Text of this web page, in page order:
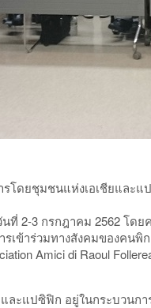
รโดยชุมชนแห่งเอเชียแ
ที่ 2-3 กรกฎาคม 2562 โ
เข้าร่วมทางสังคมของคน
Amici di Raoul
แปซิฟิก อยู่ในกระบวนก